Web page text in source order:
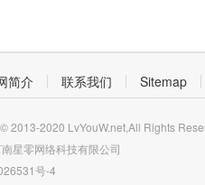
简介 联系我们 Sitemap
2013-2020 LvYouW.net,All Rights
星零网络科技有限公司
号-4